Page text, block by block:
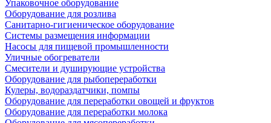
Упаковочное оборудование
Оборудование для розлива
Санитарно-гигиеническое оборудование
Системы размещения информации
Насосы для пищевой промышленности
Уличные обогреватели
Смесители и душирующие устройства
Оборудование для рыбопереработки
Кулеры, водораздатчики, помпы
Оборудование для переработки овощей и фруктов
Оборудование для переработки молока